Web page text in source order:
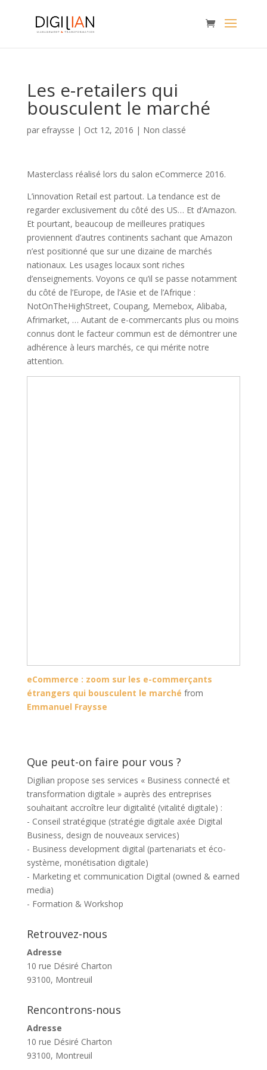
Les e-retailers qui
bousculent le marché
par efraysse | Oct 12, 2016 | Non classé
Masterclass réalisé lors du salon eCommerce 2016.
L’innovation Retail est partout. La tendance est de
regarder exclusivement du côté des US… Et d’Amazon.
Et pourtant, beaucoup de meilleures pratiques
proviennent d’autres continents sachant que Amazon
n’est positionné que sur une dizaine de marchés
nationaux. Les usages locaux sont riches
d’enseignements. Voyons ce qu’il se passe notamment
du côté de l’Europe, de l’Asie et de l’Afrique :
NotOnTheHighStreet, Coupang, Memebox, Alibaba,
Afrimarket, … Autant de e-commercants plus ou moins
connus dont le facteur commun est de démontrer une
adhérence à leurs marchés, ce qui mérite notre
attention.
eCommerce : zoom sur les e-commerçants
étrangers qui bousculent le marché from
Emmanuel Fraysse
Que peut-on faire pour vous ?
Digilian propose ses services « Business connecté et
transformation digitale » auprès des entreprises
souhaitant accroître leur digitalité (vitalité digitale) :
- Conseil stratégique (stratégie digitale axée Digital
Business, design de nouveaux services)
- Business development digital (partenariats et éco-
système, monétisation digitale)
- Marketing et communication Digital (owned & earned
media)
- Formation & Workshop
Retrouvez-nous
Adresse
10 rue Désiré Charton
93100, Montreuil
Rencontrons-nous
Adresse
10 rue Désiré Charton
93100, Montreuil